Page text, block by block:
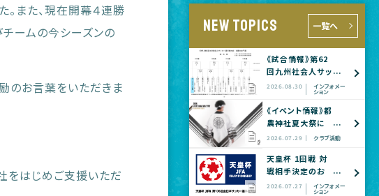
また、現在開幕４連勝
ームの今シーズンの
のお言葉をいただきま
をはじめご支援いただ
NEW TOPICS 一覧へ
《試合情報》第62
回九州社会人サッ
カー選手権大会
全国大会予選
2026.08.30 インフォメー
ション
《イベント情報》都
農神社夏大祭に
てヴェロスクロノ
ズショップ出店の
お知らせ
2026.07.29 クラブ活動
天皇杯 1回戦 対
戦相手決定のお
知らせ
2026.07.27 インフォメー
ション